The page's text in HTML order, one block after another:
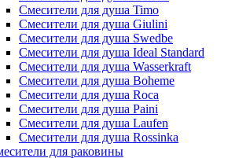
Смесители для душа Timo
Смесители для душа Giulini
Смесители для душа Swedbe
Смесители для душа Ideal Standard
Смесители для душа Wasserkraft
Смесители для душа Boheme
Смесители для душа Roca
Смесители для душа Paini
Смесители для душа Laufen
Смесители для душа Rossinka
для раковины